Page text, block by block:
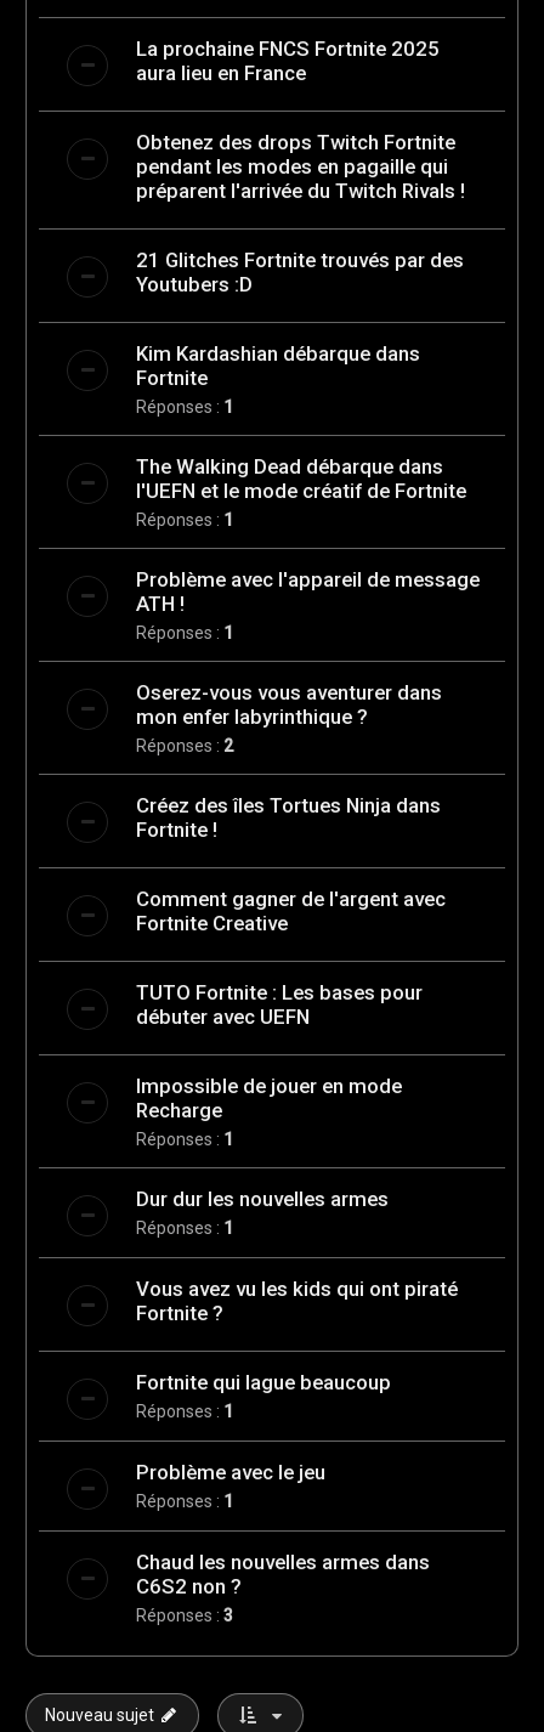
La prochaine FNCS Fortnite 2025
aura lieu en France
Obtenez des drops Twitch Fortnite
pendant les modes en pagaille qui
préparent l'arrivée du Twitch Rivals !
21 Glitches Fortnite trouvés par des
Youtubers :D
Kim Kardashian débarque dans
Fortnite
Réponses : 1
The Walking Dead débarque dans
l'UEFN et le mode créatif de Fortnite
Réponses : 1
Problème avec l'appareil de message
ATH !
Réponses : 1
Oserez-vous vous aventurer dans
mon enfer labyrinthique ?
Réponses : 2
Créez des îles Tortues Ninja dans
Fortnite !
Comment gagner de l'argent avec
Fortnite Creative
TUTO Fortnite : Les bases pour
débuter avec UEFN
Impossible de jouer en mode
Recharge
Réponses : 1
Dur dur les nouvelles armes
Réponses : 1
Vous avez vu les kids qui ont piraté
Fortnite ?
Fortnite qui lague beaucoup
Réponses : 1
Problème avec le jeu
Réponses : 1
Chaud les nouvelles armes dans
C6S2 non ?
Réponses :3
Nouveau sujet